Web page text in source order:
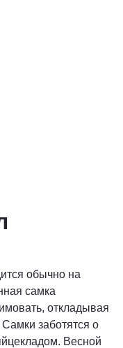
обычно на
самка
откладывая
заботятся о
Весной